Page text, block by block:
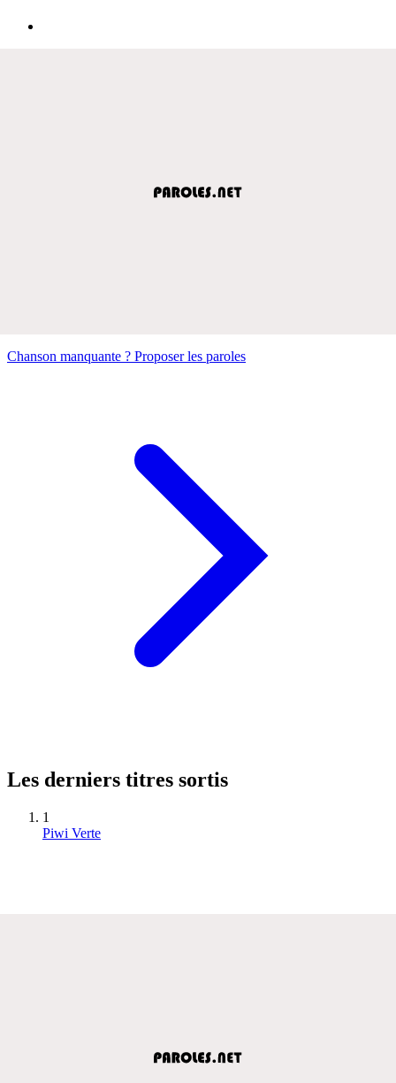
Chanson manquante ? Proposer les paroles
Les derniers titres sortis
1
Piwi Verte